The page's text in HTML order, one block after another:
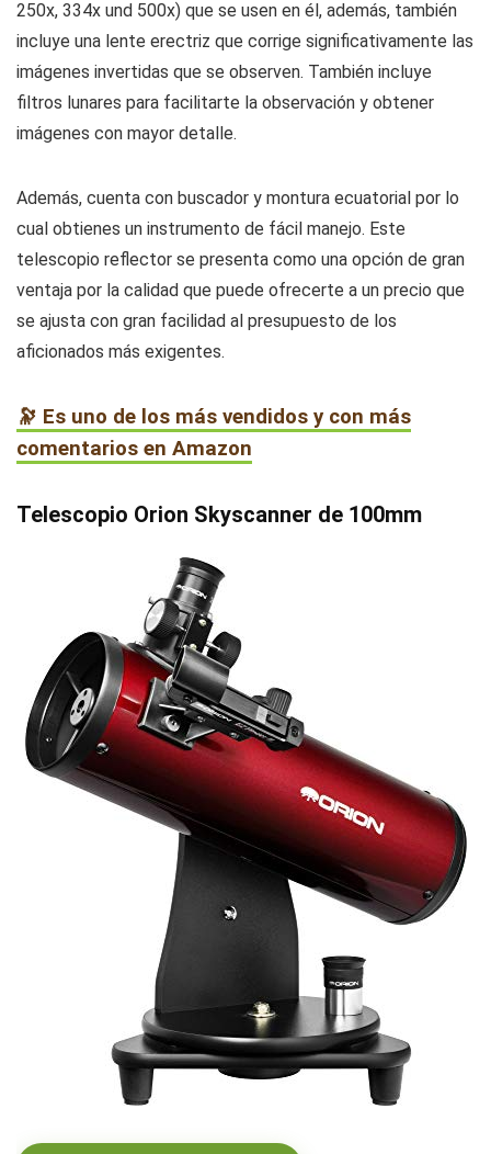
250x, 334x und 500x) que se usen en él, además, también
incluye una lente erectriz que corrige significativamente las
imágenes invertidas que se observen. También incluye
filtros lunares para facilitarte la observación y obtener
imágenes con mayor detalle.
Además, cuenta con buscador y montura ecuatorial por lo
cual obtienes un instrumento de fácil manejo. Este
telescopio reflector se presenta como una opción de gran
ventaja por la calidad que puede ofrecerte a un precio que
se ajusta con gran facilidad al presupuesto de los
aficionados más exigentes.
🔭 Es uno de los más vendidos y con más
comentarios en Amazon
Telescopio Orion Skyscanner de 100mm